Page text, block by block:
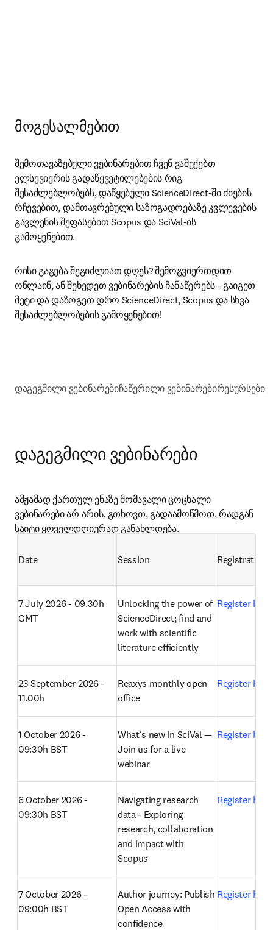
მოგესალმებით
შემოთავაზებული ვებინარებით ჩვენ ვაშუქებთ
ელსევიერის გადაწყვეტილებების რიგ
შესაძლებლობებს, დაწყებული ScienceDirect-ში ძიების
რჩევებით, დამთავრებული საზოგადოებაზე კვლევების
გავლენის შეფასებით Scopus და SciVal-ის
გამოყენებით.
რისი გაგება შეგიძლიათ დღეს? შემოგვიერთდით
ონლაინ, ან შეხედეთ ვებინარების ჩანაწერებს - გაიგეთ
მეტი და დაზოგეთ დრო ScienceDirect, Scopus და სხვა
შესაძლებლობების გამოყენებით!
დაგეგმილი ვებინარებიჩაწერილი ვებინარებირესურსები
დაგეგმილი ვებინარები
ამჟამად ქართულ ენაზე მომავალი ცოცხალი
ვებინარები არ არის. გთხოვთ, გადაამოწმოთ, რადგან
საიტი ყოველდღიურად განახლდება.
Date Session Registration
7 July 2026 - 09.30h
GMT
Unlocking the power of
ScienceDirect; find and
work with scientific
literature efficiently
Register here
23 September 2026 -
11.00h
Reaxys monthly open
office
Register here
1 October 2026 -
09:30h BST
What's new in SciVal —
Join us for a live
webinar
Register here
6 October 2026 -
09:30h BST
Navigating research
data - Exploring
research, collaboration
and impact with
Scopus
Register here
7 October 2026 -
09:00h BST
Author journey: Publish
Open Access with
confidence
Register here